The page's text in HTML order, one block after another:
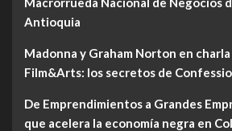
Antioquia
Madonna y Graham Norton en
Film&Arts: los secretos de
De Emprendimientos a Grandes
que acelera la economía negra en